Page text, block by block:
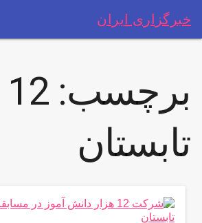
خبرگزاری ایران
برچسب:12
تابستان